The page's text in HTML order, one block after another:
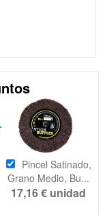
Pincel Satinado,
Grano Medio, Bu...
17,16 € unidad